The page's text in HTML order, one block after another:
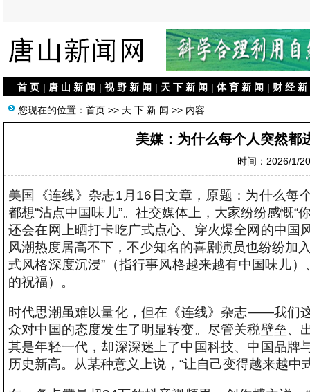
首 页 | 唐 山 新 闻 | 视 野 新 闻 | 天 下 新 闻 | 体 育 新 闻 | 财 经 新
您现在的位置： 首页 >> 天 下 新 闻 >> 内容
美媒：为什么每个人突然都
时间：2026/1/
美国《连线》杂志1月16日文章，原题：为什么每
都想“沾点中国味儿”。社交媒体上，大家纷纷感慨
还会在网上晒打卡吃广式点心、穿火爆全网的中国
风潮热度居高不下，不少知名的喜剧演员也纷纷加
式风格深度沉浸”（指行事风格越来越有中国味儿
的祝福）。
时代思潮虽难以量化，但在《连线》杂志——我
众对中国的态度发生了明显转变。尽管关税壁垒、
其是年轻一代，却深深迷上了中国科技、中国品牌
历史新高。从某种意义上说，“让自己变得越来越中